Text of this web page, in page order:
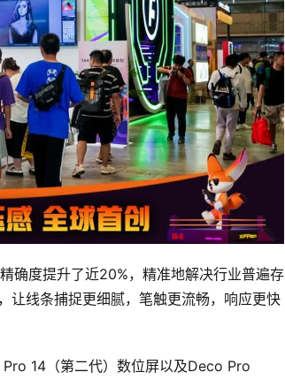
确度提升了近20%，精准地解决行业普遍存
让线条捕捉更细腻，笔触更流畅，响应更快
14（第二代）数位屏以及Deco Pro